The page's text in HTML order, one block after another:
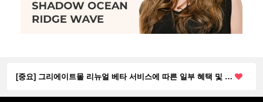
[중요] 그리에이트몰 리뉴얼 베타 서비스에 따른 일부 혜택 및 …